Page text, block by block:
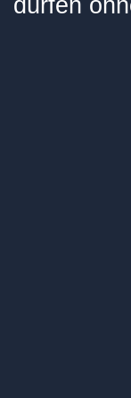
dürfen